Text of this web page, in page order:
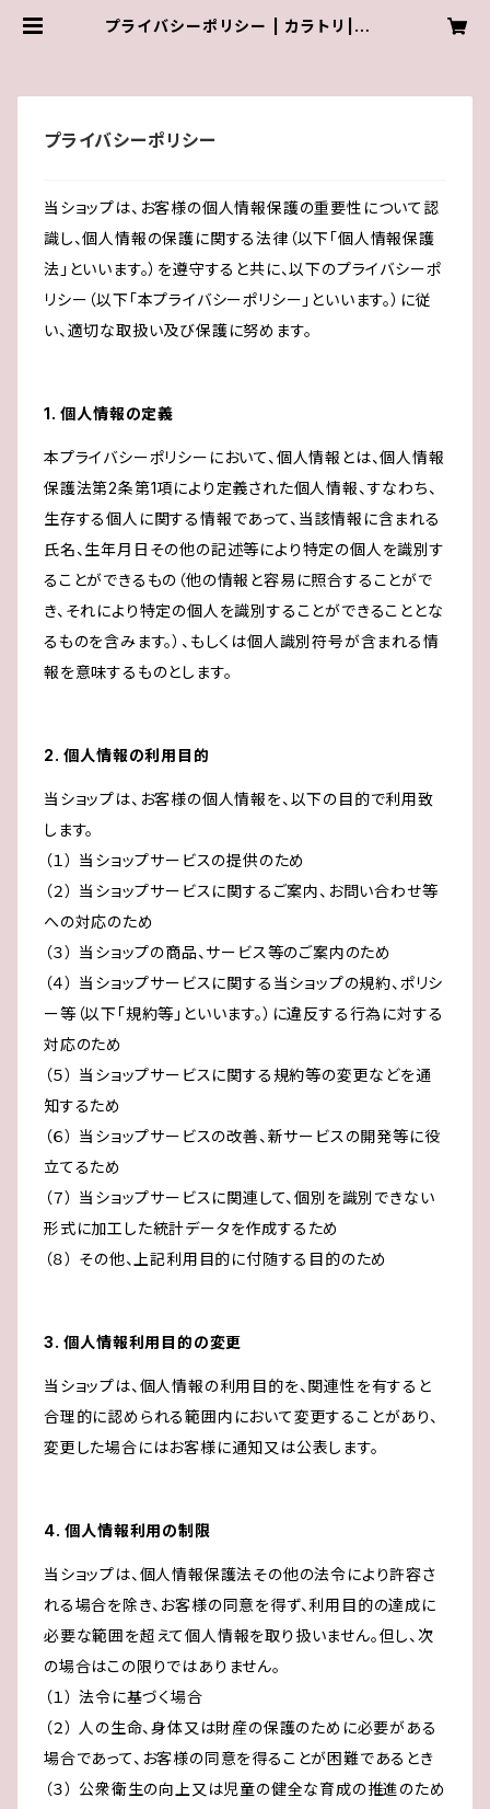
プライバシーポリシー | カラトリ|オリ
プライバシーポリシー
当ショップは、お客様の個人情報保護の重要性について認
識し、個人情報の保護に関する法律（以下「個人情報保護
法」といいます。）を遵守すると共に、以下のプライバシーポ
リシー（以下「本プライバシーポリシー」といいます。）に従
い、適切な取扱い及び保護に努めます。
1. 個人情報の定義
本プライバシーポリシーにおいて、個人情報とは、個人情報
保護法第2条第1項により定義された個人情報、すなわち、
生存する個人に関する情報であって、当該情報に含まれる
氏名、生年月日その他の記述等により特定の個人を識別す
ることができるもの（他の情報と容易に照合することがで
き、それにより特定の個人を識別することができることとな
るものを含みます。）、もしくは個人識別符号が含まれる情
報を意味するものとします。
2. 個人情報の利用目的
当ショップは、お客様の個人情報を、以下の目的で利用致
します。
（１） 当ショップサービスの提供のため
（２） 当ショップサービスに関するご案内、お問い合わせ等
への対応のため
（３） 当ショップの商品、サービス等のご案内のため
（４） 当ショップサービスに関する当ショップの規約、ポリシ
ー等（以下「規約等」といいます。）に違反する行為に対する
対応のため
（５） 当ショップサービスに関する規約等の変更などを通
知するため
（６） 当ショップサービスの改善、新サービスの開発等に役
立てるため
（７） 当ショップサービスに関連して、個別を識別できない
形式に加工した統計データを作成するため
（８） その他、上記利用目的に付随する目的のため
3. 個人情報利用目的の変更
当ショップは、個人情報の利用目的を、関連性を有すると
合理的に認められる範囲内において変更することがあり、
変更した場合にはお客様に通知又は公表します。
4. 個人情報利用の制限
当ショップは、個人情報保護法その他の法令により許容さ
れる場合を除き、お客様の同意を得ず、利用目的の達成に
必要な範囲を超えて個人情報を取り扱いません。但し、次
の場合はこの限りではありません。
（１） 法令に基づく場合
（２） 人の生命、身体又は財産の保護のために必要がある
場合であって、お客様の同意を得ることが困難であるとき
（３） 公衆衛生の向上又は児童の健全な育成の推進のため